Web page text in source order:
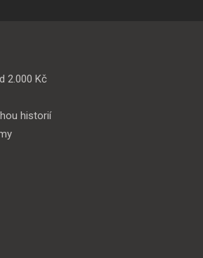
2.000 Kč
historií